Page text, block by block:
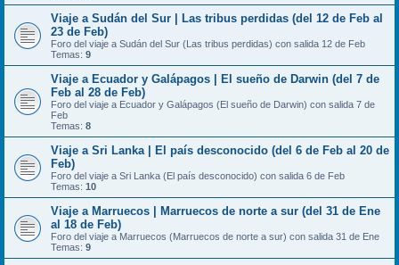
Viaje a Sudán del Sur | Las tribus perdidas (del 12 de Feb al
23 de Feb)
Foro del viaje a Sudán del Sur (Las tribus perdidas) con salida 12 de Feb
Temas: 9
Viaje a Ecuador y Galápagos | El sueño de Darwin (del 7 de
Feb al 28 de Feb)
Foro del viaje a Ecuador y Galápagos (El sueño de Darwin) con salida 7 de
Feb
Temas: 8
Viaje a Sri Lanka | El país desconocido (del 6 de Feb al 20 de
Feb)
Foro del viaje a Sri Lanka (El país desconocido) con salida 6 de Feb
Temas: 10
Viaje a Marruecos | Marruecos de norte a sur (del 31 de Ene
al 18 de Feb)
Foro del viaje a Marruecos (Marruecos de norte a sur) con salida 31 de Ene
Temas: 9